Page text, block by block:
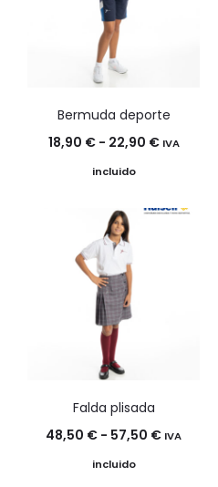
Bermuda deporte
18,90 € - 22,90 €Rango
IVA
incluido
Falda plisada
48,50 € - 57,50 €Rango
IVA
incluido